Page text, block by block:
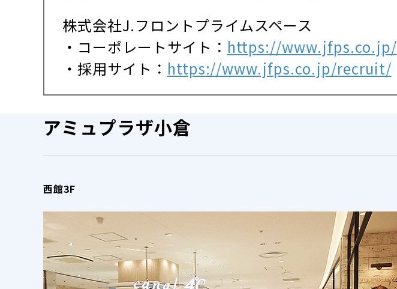
株式会社J.フロントプライムスペース
・コーポレートサイト： https://www.jfps.co.jp/
・採用サイト： https://www.jfps.co.jp/recruit/
アミュプラザ小倉
西館3F